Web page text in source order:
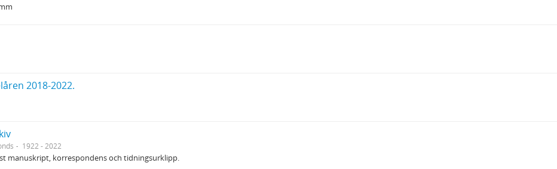
2018-2022.
1922 - 2022
manuskript, korrespondens och tidningsurklipp.